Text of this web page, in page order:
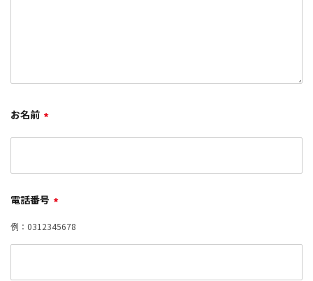
お名前 *
電話番号 *
例：0312345678